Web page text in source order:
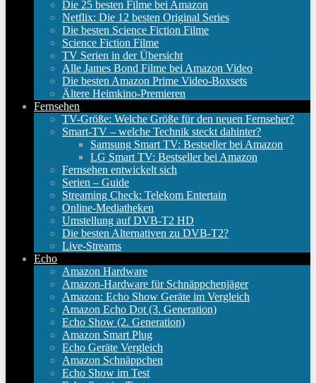
Die 25 besten Filme bei Amazon
Netflix: Die 12 besten Original Series
Die besten Science Fiction Filme
Science Fiction Filme
TV Serien in der Übersicht
Alle James Bond Filme bei Amazon Video
Die besten Amazon Prime Video-Boxsets
Ältere Heimkino-Premieren
Fernsehen
TV-Größe: Welche Größe für den neuen Fernseher?
Smart-TV – welche Technik steckt dahinter?
Samsung Smart TV: Bestseller bei Amazon
LG Smart TV: Bestseller bei Amazon
Fernsehen entwickelt sich
Serien – Guide
Streaming Check: Telekom Entertain
Online-Mediatheken
Umstellung auf DVB-T2 HD
Die besten Alternativen zu DVB-T2?
Live-Streams
Echo
Amazon Hardware
Amazon-Hardware für Schnäppchenjäger
Amazon: Echo Show Geräte im Vergleich
Amazon Echo Dot (3. Generation)
Echo Show (2. Generation)
Amazon Smart Plug
Echo Geräte Vergleich
Amazon Schnäppchen
Echo Show im Test